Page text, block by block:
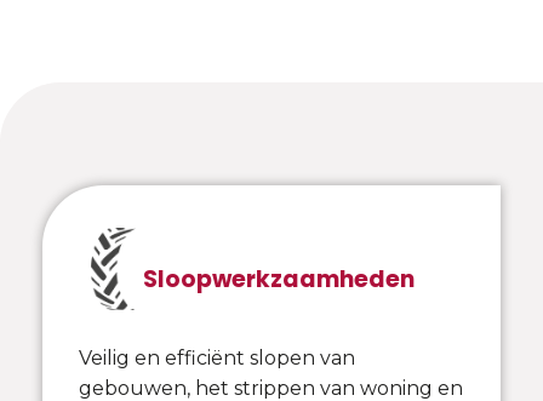
Sloopwerkzaamheden
Veilig en efficiënt slopen van
gebouwen, het strippen van woning en